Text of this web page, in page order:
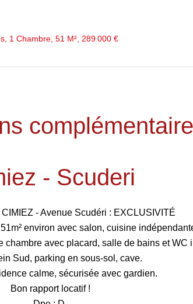
1 Chambre, 51 M², 289 000 €
- Scuderi
- Avenue Scudéri : EXCLUSIVITÉ
environ avec salon, cuisine
chambre avec placard, salle de bains et WC
Sud, parking en sous-sol, cave.
calme, sécurisée avec gardien.
Bon rapport locatif !